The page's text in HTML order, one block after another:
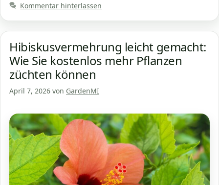
Kommentar hinterlassen
Hibiskusvermehrung leicht gemacht:
Wie Sie kostenlos mehr Pflanzen
züchten können
April 7, 2026 von GardenMI